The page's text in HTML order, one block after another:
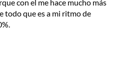
con el me hace mucho más
todo que es a mi ritmo de